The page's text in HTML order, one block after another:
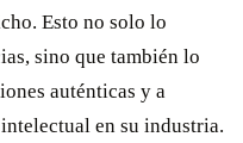
Esto no solo lo
sino que también lo
auténticas y a
en su industria.